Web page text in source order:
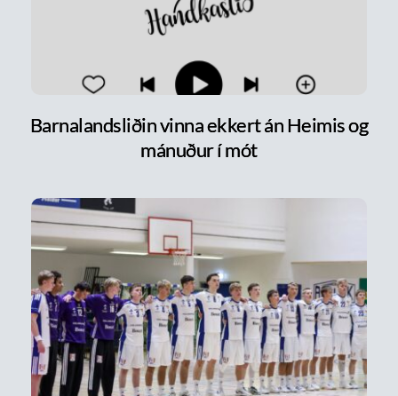
Barnalandsliðin vinna ekkert án Heimis og
mánuður í mót